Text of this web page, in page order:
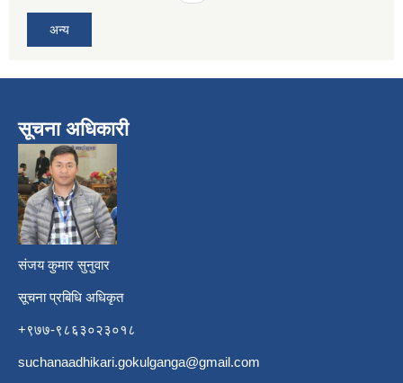
अन्य
सूचना अधिकारी
संजय कुमार सुनुवार
सूचना प्रबिधि अधिकृत
+९७७-९८६३०२३०१८
suchanaadhikari.gokulganga@gmail.com